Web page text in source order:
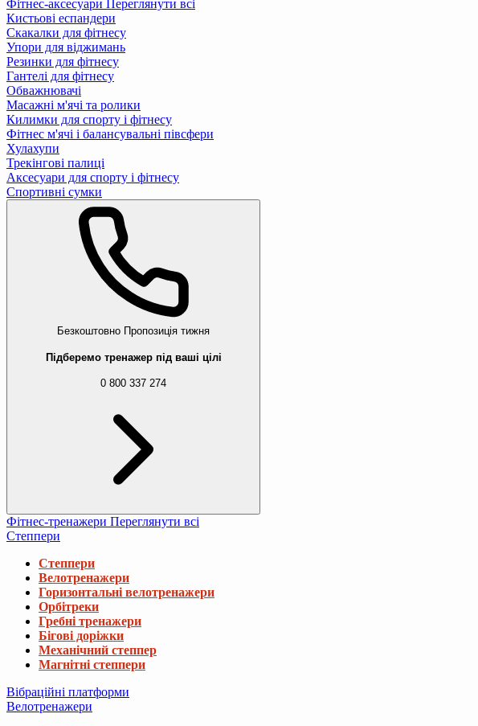
Фітнес-аксесуари
Переглянути всі
Кистьові еспандери
Скакалки для фітнесу
Упори для віджимань
Резинки для фітнесу
Гантелі для фітнесу
Обважнювачі
Масажні м'ячі та ролики
Килимки для спорту і фітнесу
Фітнес м'ячі і балансувальні півсфери
Хулахупи
Трекінгові палиці
Аксесуари для спорту і фітнесу
Спортивні сумки
Безкоштовно Пропозиція тижня
Підберемо тренажер під ваші цілі
0 800 337 274
Фітнес-тренажери Переглянути всі
Степпери
Степпери
Велотренажери
Горизонтальні велотренажери
Орбітреки
Гребні тренажери
Бігові доріжки
Механічний степпер
Магнітні степпери
Вібраційні платформи
Велотренажери